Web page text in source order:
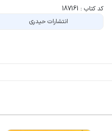
کد کتاب : 187161
انتشارات حیدری